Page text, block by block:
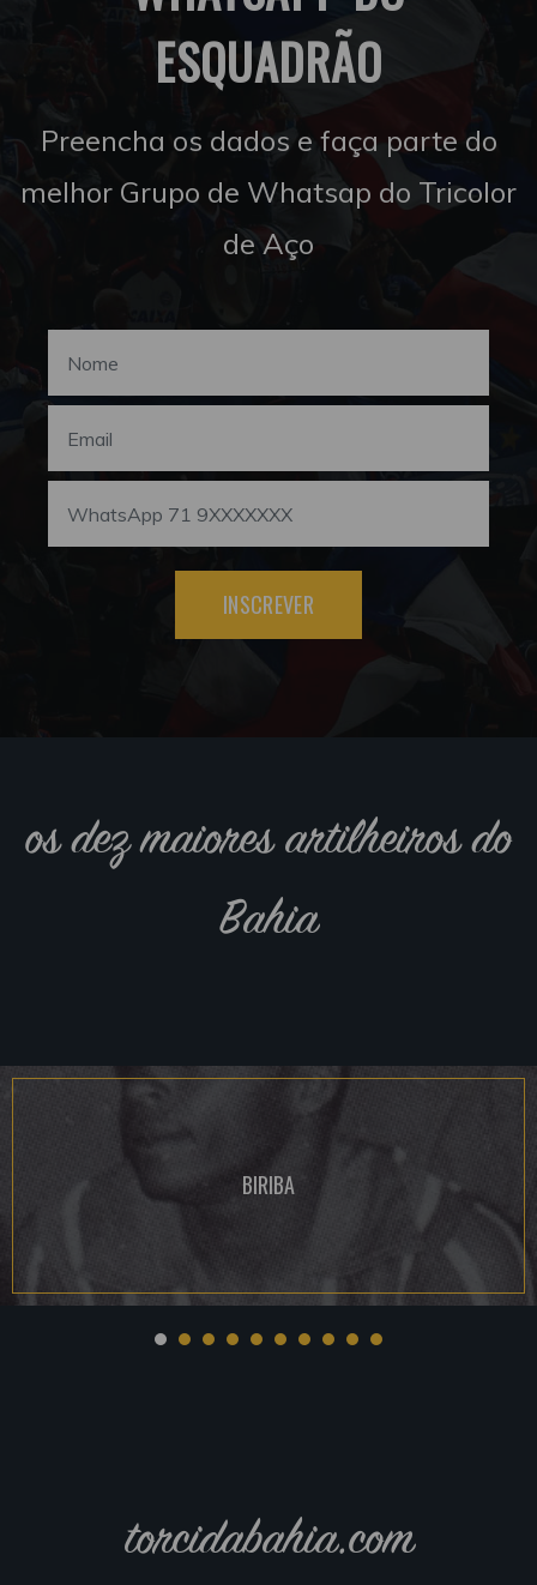
ESQUADRÃO
Preencha os dados e faça parte do
melhor Grupo de Whatsap do Tricolor
de Aço
INSCREVER
os dez maiores artilheiros do
Bahia
BIRIBA
torcidabahia.com